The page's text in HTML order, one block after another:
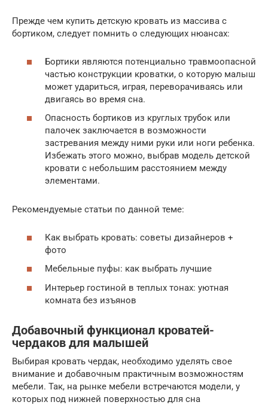
Прежде чем купить детскую кровать из массива с
бортиком, следует помнить о следующих нюансах:
Бортики являются потенциально травмоопасной
частью конструкции кроватки, о которую малыш
может удариться, играя, переворачиваясь или
двигаясь во время сна.
Опасность бортиков из круглых трубок или
палочек заключается в возможности
застревания между ними руки или ноги ребенка.
Избежать этого можно, выбрав модель детской
кровати с небольшим расстоянием между
элементами.
Рекомендуемые статьи по данной теме:
Как выбрать кровать: советы дизайнеров +
фото
Мебельные пуфы: как выбрать лучшие
Интерьер гостиной в теплых тонах: уютная
комната без изъянов
Добавочный функционал кроватей-
чердаков для малышей
Выбирая кровать чердак, необходимо уделять свое
внимание и добавочным практичным возможностям
мебели. Так, на рынке мебели встречаются модели, у
которых под нижней поверхностью для сна